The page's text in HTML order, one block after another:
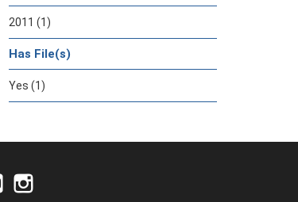
2011 (1)
Has File(s)
Yes (1)